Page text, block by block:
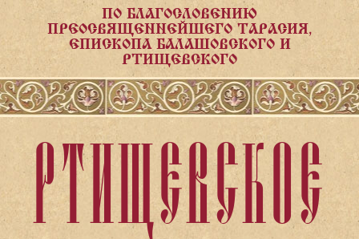
ПО БЛАГОСЛОВЕНИЮ
ПРЕОСВЯЩЕННЕЙШЕГО ТАРАСИЯ,
ЕПИСКОПА БАЛАШОВСКОГО И
РТИЩЕВСКОГО
РТИЩЕВСКОЕ